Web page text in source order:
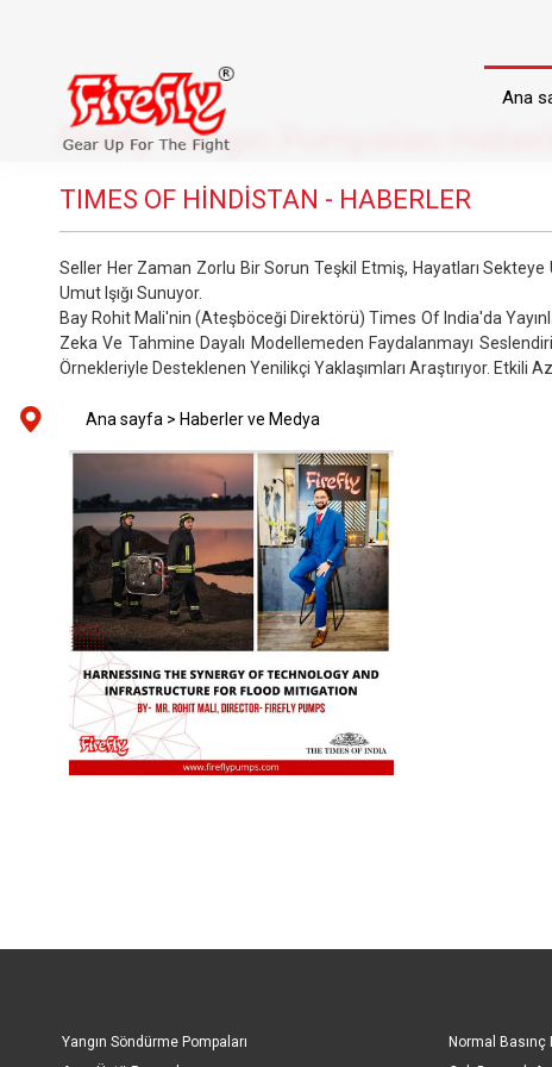
Ana
Firefly Yangın Pompaları
TIMES OF HİNDİSTAN - HABERLER
Seller Her Zaman Zorlu Bir Sorun Teşkil Etmiş, Hayatları
Umut Işığı Sunuyor.
Bay Rohit Mali'nin (Ateşböceği Direktörü) Times Of India'da
Zeka Ve Tahmine Dayalı Modellemeden Faydalanmayı
Örnekleriyle Desteklenen Yenilikçi Yaklaşımları Araştırıyor. Etkili
Ana sayfa > Haberler ve Medya
Yangın Söndürme Pompaları
Normal Basınç